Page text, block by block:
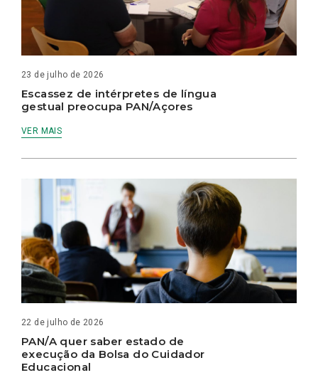
23 de julho de 2026
Escassez de intérpretes de língua
gestual preocupa PAN/Açores
VER MAIS
22 de julho de 2026
PAN/A quer saber estado de
execução da Bolsa do Cuidador
Educacional